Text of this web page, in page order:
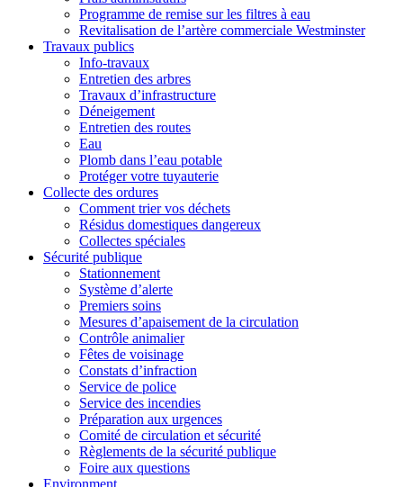
Programme de remise sur les filtres à eau
Revitalisation de l’artère commerciale Westminster
Travaux publics
Info-travaux
Entretien des arbres
Travaux d’infrastructure
Déneigement
Entretien des routes
Eau
Plomb dans l’eau potable
Protéger votre tuyauterie
Collecte des ordures
Comment trier vos déchets
Résidus domestiques dangereux
Collectes spéciales
Sécurité publique
Stationnement
Système d’alerte
Premiers soins
Mesures d’apaisement de la circulation
Contrôle animalier
Fêtes de voisinage
Constats d’infraction
Service de police
Service des incendies
Préparation aux urgences
Comité de circulation et sécurité
Règlements de la sécurité publique
Foire aux questions
Environment